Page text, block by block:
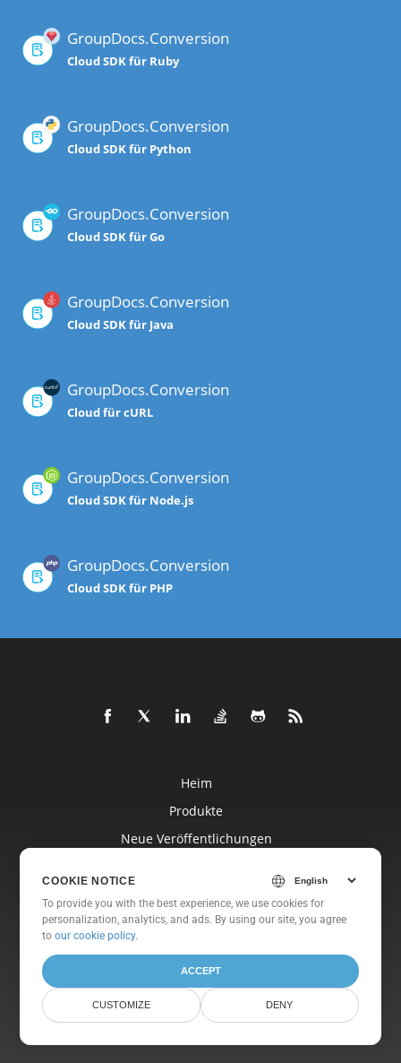
GroupDocs.Conversion
Cloud SDK für Ruby
GroupDocs.Conversion
Cloud SDK für Python
GroupDocs.Conversion
Cloud SDK für Go
GroupDocs.Conversion
Cloud SDK für Java
GroupDocs.Conversion
Cloud für cURL
GroupDocs.Conversion
Cloud SDK für Node.js
GroupDocs.Conversion
Cloud SDK für PHP
Heim
Produkte
Neue Veröffentlichungen
Freie Unterstützung
Blog
Websites
COOKIE NOTICE
To provide you with the best experience, we use cookies for
personalization, analytics, and ads. By using our site, you agree
toour cookie policy.
ACCEPT
CUSTOMIZE DENY